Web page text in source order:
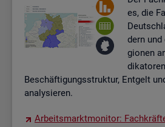
es, die
dern
gio­nen
Be­schäf­ti­gungs­struk­tur, Ent­gelt
ana­ly­sie­ren.
Ar­beits­markt­mo­ni­tor: